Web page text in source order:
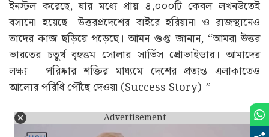
ইনস্টল করেছে, যার মধ্যে প্রায় ৪,০০০টি কেবল লখনউতেই
বসানো হয়েছে। উত্তরপ্রদেশের বাইরে হরিয়ানা ও রাজস্থানেও
তাদের কাজ ছড়িয়ে পড়েছে। আমন গুপ্ত জানান, “আমরা উত্তর
ভারতের চতুর্থ বৃহত্তম সোলার সার্ভিস প্রোভাইডার। আমাদের
লক্ষ্য— পরিষ্কার শক্তির মাধ্যমে দেশের প্রত্যন্ত এলাকাতেও
আলোর পরিধি পৌঁছে দেওয়া (Success Story)।”
Advertisement